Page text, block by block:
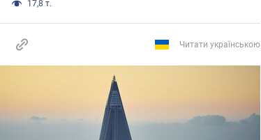
17,8 т.
Читати українською